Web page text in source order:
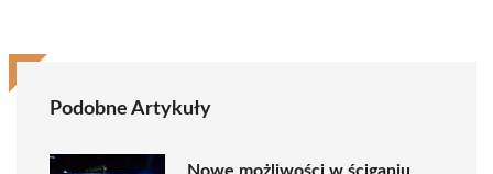
Podobne Artykuły
Nowe możliwości w ściganiu